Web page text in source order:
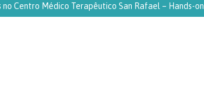
Centro Médico Terapêutico San Rafael – Hands-on